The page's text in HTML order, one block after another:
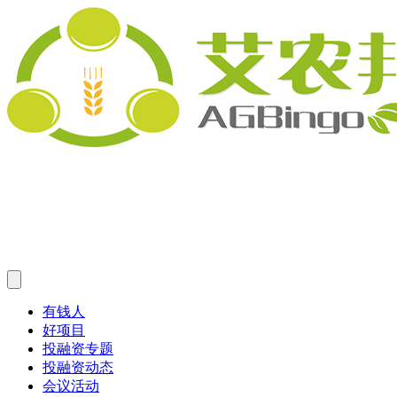
有钱人
好项目
投融资专题
投融资动态
会议活动